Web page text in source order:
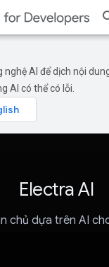
nghệ AI để dịch nội
AI có thể có lỗi.
Electra AI
chủ dựa trên AI